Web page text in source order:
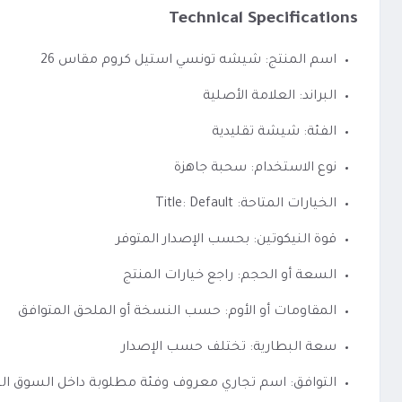
Technical Specifications
اسم المنتج: شيشه تونسي استيل كروم مقاس 26
البراند: العلامة الأصلية
الفئة: شيشة تقليدية
نوع الاستخدام: سحبة جاهزة
الخيارات المتاحة: Title: Default
قوة النيكوتين: بحسب الإصدار المتوفر
السعة أو الحجم: راجع خيارات المنتج
المقاومات أو الأوم: حسب النسخة أو الملحق المتوافق
سعة البطارية: تختلف حسب الإصدار
التوافق: اسم تجاري معروف وفئة مطلوبة داخل السوق